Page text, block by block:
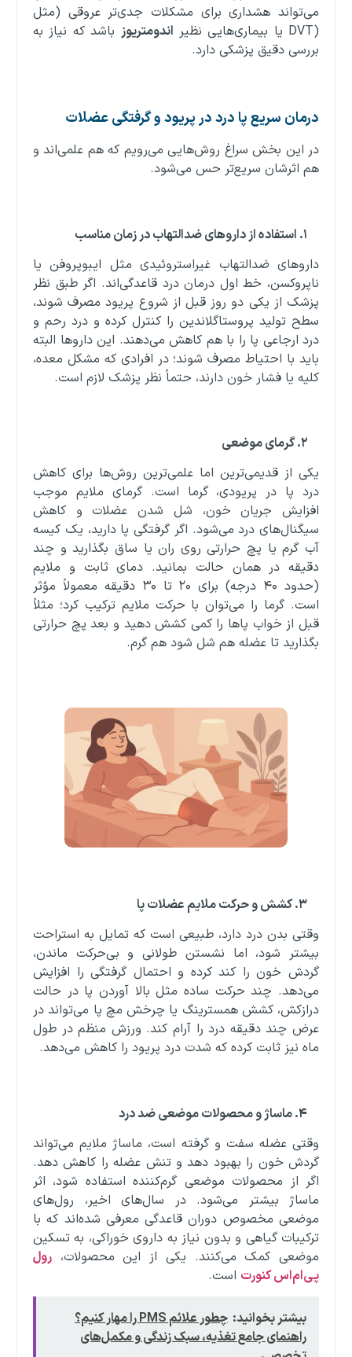
می‌تواند هشداری برای مشکلات جدی‌تر عروقی (مثل
(DVT یا بیماری‌هایی نظیر
اندومتریوز باشد که نیاز به
بررسی دقیق پزشکی دارد.
درمان سریع پا درد در پریود و گرفتگی عضلات
در این بخش سراغ روش‌هایی می‌رویم که هم علمی‌اند و
هم اثرشان سریع‌تر حس می‌شود.
۱. استفاده از داروهای ضدالتهاب در زمان مناسب
داروهای ضدالتهاب غیراستروئیدی مثل ایبوپروفن یا
ناپروکسن، خط اول درمان درد قاعدگی‌اند. اگر طبق نظر
پزشک از یکی دو روز قبل از شروع پریود مصرف شوند،
سطح تولید پروستاگلاندین را کنترل کرده و درد رحم و
درد ارجاعی پا را با هم کاهش می‌دهند. این داروها البته
باید با احتیاط مصرف شوند؛ در افرادی که مشکل معده،
کلیه یا فشار خون دارند، حتماً نظر پزشک لازم است.
۲.گرمای موضعی
یکی از قدیمی‌ترین اما علمی‌ترین روش‌ها برای کاهش
درد پا در پریودی، گرما است. گرمای ملایم موجب
افزایش جریان خون، شل شدن عضلات و کاهش
سیگنال‌های درد می‌شود. اگر گرفتگی پا دارید، یک کیسه
آب گرم یا پچ حرارتی روی ران یا ساق بگذارید و چند
دقیقه در همان حالت بمانید. دمای ثابت و ملایم
(حدود ۴۰ درجه) برای ۲۰ تا ۳۰ دقیقه معمولاً مؤثر
است. گرما را می‌توان با حرکت ملایم ترکیب کرد؛ مثلاً
قبل از خواب پاها را کمی کشش دهید و بعد پچ حرارتی
بگذارید تا عضله هم شل شود هم گرم.
۳.کشش و حرکت ملایم عضلات پا
وقتی بدن درد دارد، طبیعی است که تمایل به استراحت
بیشتر شود، اما نشستن طولانی و بی‌حرکت ماندن،
گردش خون را کند کرده و احتمال گرفتگی را افزایش
می‌دهد. چند حرکت ساده مثل بالا آوردن پا در حالت
درازکش، کشش همسترینگ یا چرخش مچ پا می‌تواند در
عرض چند دقیقه درد را آرام کند. ورزش منظم در طول
ماه نیز ثابت کرده که شدت درد پریود را کاهش می‌دهد.
۴.ماساژ و محصولات موضعی ضد درد
وقتی عضله سفت و گرفته است، ماساژ ملایم می‌تواند
گردش خون را بهبود دهد و تنش عضله را کاهش دهد.
اگر از محصولات موضعی گرم‌کننده استفاده شود، اثر
ماساژ بیشتر می‌شود. در سال‌های اخیر، رول‌های
موضعی مخصوص دوران قاعدگی معرفی شده‌اند که با
ترکیبات گیاهی و بدون نیاز به داروی خوراکی، به تسکین
موضعی کمک می‌کنند. یکی از این محصولات، رول
پی‌ام‌اس کنورت است.
بیشتر بخوانید:
چطور علائم PMS را مهار کنیم؟
راهنمای جامع تغذیه، سبک زندگی و مکمل‌های